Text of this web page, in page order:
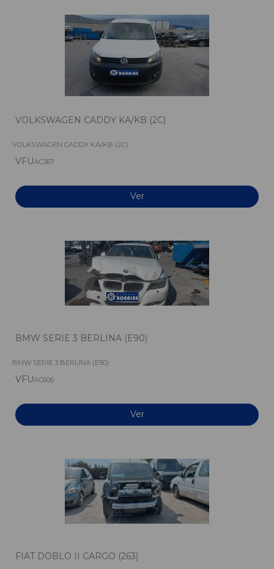
VOLKSWAGEN CADDY KA/KB (2C)
VOLKSWAGEN CADDY KA/KB (2C)
VFUAC367
Ver
BMW SERIE 3 BERLINA (E90)
BMW SERIE 3 BERLINA (E90)
VFUAC606
Ver
FIAT DOBLO II CARGO (263)